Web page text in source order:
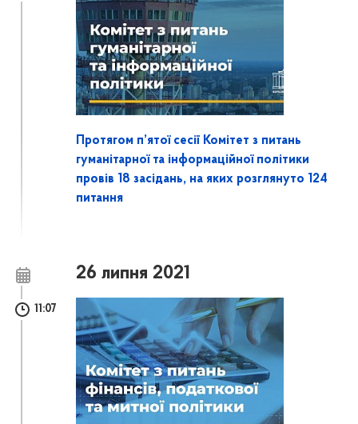
Протягом п’ятої сесії Комітет з питань
гуманітарної та інформаційної політики
провів 18 засідань, на яких розглянуто 124
питання
26 липня 2021
11:07